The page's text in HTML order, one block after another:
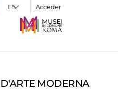
Acceder
MODERNA